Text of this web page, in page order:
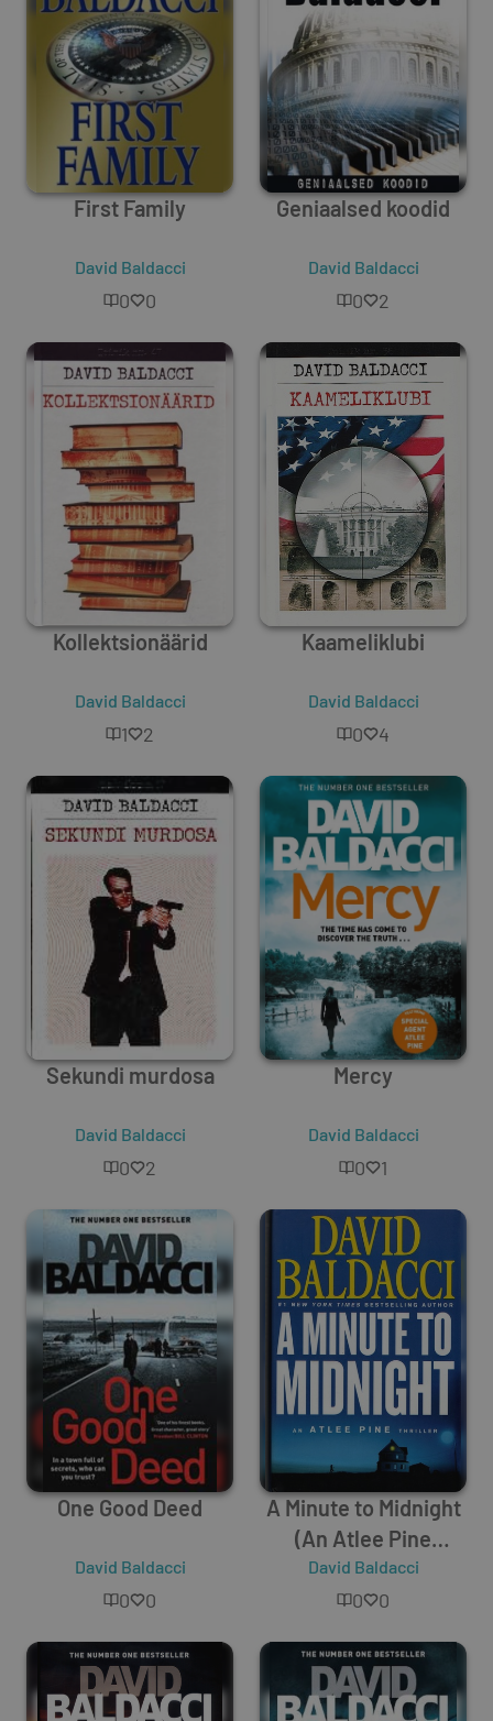
First Family
David Baldacci
0 0
Geniaalsed koodid
David Baldacci
0 2
Kollektsionäärid
David Baldacci
1 2
Kaameliklubi
David Baldacci
0 4
Sekundi murdosa
David Baldacci
0 2
Mercy
David Baldacci
0 1
One Good Deed
David Baldacci
0 0
A Minute to Midnight
(An Atlee Pine
Thriller, 2)
David Baldacci
0 0